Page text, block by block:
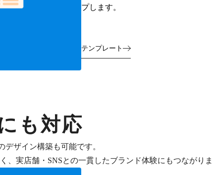
プします。
テンプレート
も対応
ザイン構築も可能です。
実店舗・SNSとの一貫したブランド体験にもつながりま